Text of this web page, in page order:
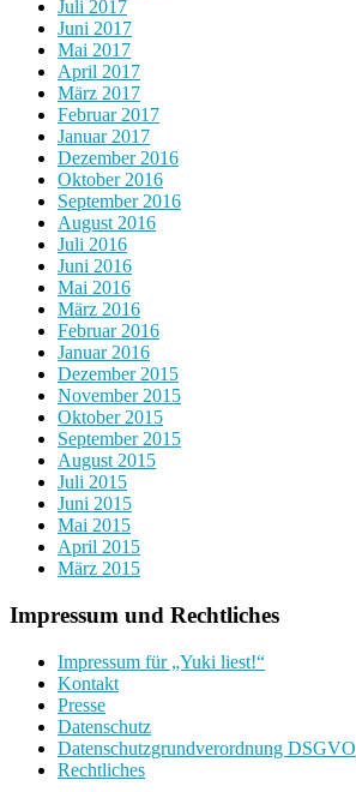
Juli 2017
Juni 2017
Mai 2017
April 2017
März 2017
Februar 2017
Januar 2017
Dezember 2016
Oktober 2016
September 2016
August 2016
Juli 2016
Juni 2016
Mai 2016
März 2016
Februar 2016
Januar 2016
Dezember 2015
November 2015
Oktober 2015
September 2015
August 2015
Juli 2015
Juni 2015
Mai 2015
April 2015
März 2015
Impressum und Rechtliches
Impressum für „Yuki liest!“
Kontakt
Presse
Datenschutz
Datenschutzgrundverordnung DSGVO
Rechtliches